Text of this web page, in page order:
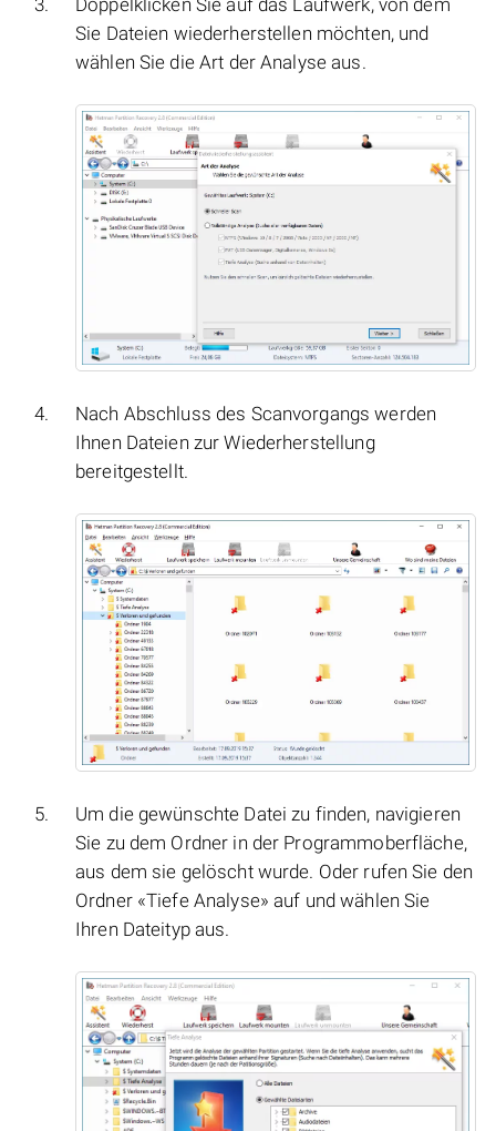
Sie Dateien wiederherstellen möchten, und
wählen Sie die Art der Analyse aus.
Nach Abschluss des Scanvorgangs werden
Ihnen Dateien zur Wiederherstellung
bereitgestellt.
Um die gewünschte Datei zu finden, navigieren
Sie zu dem Ordner in der Programmoberfläche,
aus dem sie gelöscht wurde. Oder rufen Sie den
Ordner «Tiefe Analyse» auf und wählen Sie
Ihren Dateityp aus.